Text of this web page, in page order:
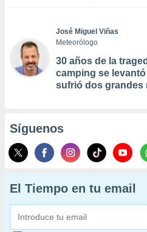
José Miguel Viñas
Meteorólogo
30 años de la
camping se
sufrió dos grandes
Síguenos
El Tiempo en tu email